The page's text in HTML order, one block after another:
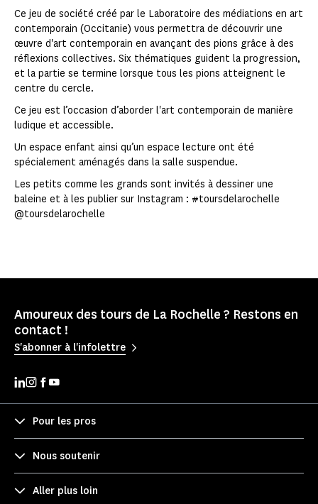
Ce jeu de société créé par le Laboratoire des médiations en art
contemporain (Occitanie) vous permettra de découvrir une
œuvre d'art contemporain en avançant des pions grâce à des
réflexions collectives. Six thématiques guident la progression,
et la partie se termine lorsque tous les pions atteignent le
centre du cercle.
Ce jeu est l’occasion d’aborder l'art contemporain de manière
ludique et accessible.
Un espace enfant ainsi qu’un espace lecture ont été
spécialement aménagés dans la salle suspendue.
Les petits comme les grands sont invités à dessiner une
baleine et à les publier sur Instagram : #toursdelarochelle
@toursdelarochelle
Amoureux des tours de La Rochelle ? Restons en
contact !
S'abonner à l'infolettre
Pour les pros
Nous soutenir
Aller plus loin